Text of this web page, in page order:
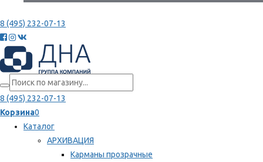
8 (495) 232-07-13
8 (495) 232-07-13
Корзина0
Каталог
АРХИВАЦИЯ
Карманы прозрачные